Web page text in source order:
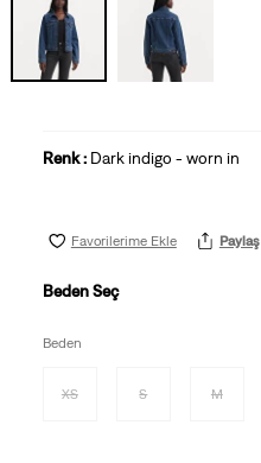
Renk : Dark indigo - worn in
Favorilerime Ekle Paylaş
Beden Seç
Beden
XS S M